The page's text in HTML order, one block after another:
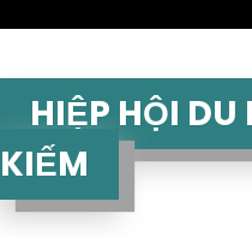
HIỆP HỘI DU
KIẾM